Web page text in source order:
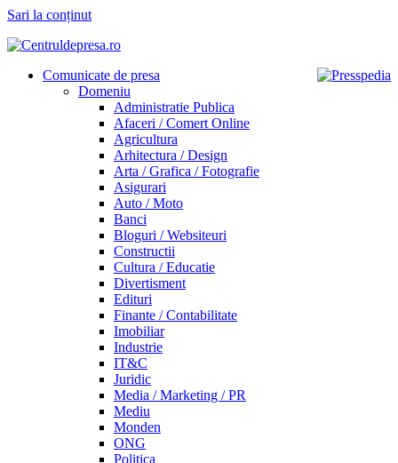
Sari la conținut
Comunicate de presa
Domeniu
Administratie Publica
Afaceri / Comert Online
Agricultura
Arhitectura / Design
Arta / Grafica / Fotografie
Asigurari
Auto / Moto
Banci
Bloguri / Websiteuri
Constructii
Cultura / Educatie
Divertisment
Edituri
Finante / Contabilitate
Imobiliar
Industrie
IT&C
Juridic
Media / Marketing / PR
Mediu
Monden
ONG
Politica